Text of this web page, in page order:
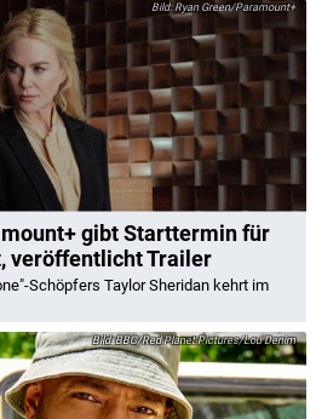
Ryan Green/Paramount+
gibt Starttermin für
veröffentlicht Trailer
Schöpfers Taylor Sheridan kehrt im
BBC/Red Planet Pictures/Lou Denim